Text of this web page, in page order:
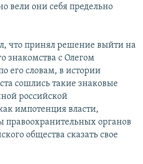
вели они себя предельно
что принял решение выйти на
знакомства с Олегом
его словам, в истории
сошлись такие знаковые
российской
импотенция власти,
правоохранительных органов
общества сказать свое